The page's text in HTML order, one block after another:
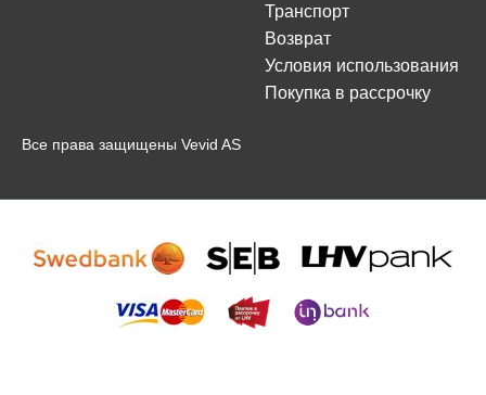
Транспорт
Возврат
Условия использования
Покупка в рассрочку
Все права защищены Vevid AS